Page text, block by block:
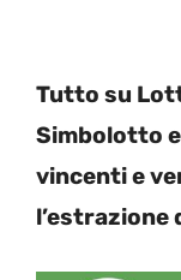
Tutto su
Simbolotto
vincenti e
l’estrazione